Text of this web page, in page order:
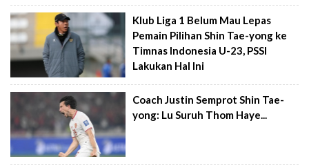
Klub Liga 1 Belum Mau Lepas
Pemain Pilihan Shin Tae-yong ke
Timnas Indonesia U-23, PSSI
Lakukan Hal Ini
Coach Justin Semprot Shin Tae-
yong: Lu Suruh Thom Haye...